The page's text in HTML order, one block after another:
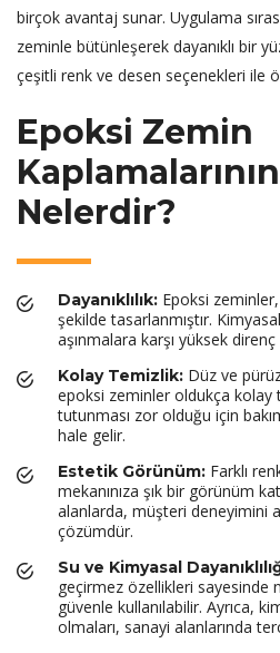
birçok avantaj sunar. Uygulama
zeminle bütünleşerek dayanıklı bir
çeşitli renk ve desen seçenekleri ile
Epoksi Zemin
Nelerdir?
Dayanıklılık: Epoksi
şekilde tasarlanmıştır.
aşınmalara karşı yüksek
Kolay Temizlik: Düz ve
epoksi zeminler oldukça kolay
tutunması zor olduğu için
hale gelir.
Estetik Görünüm: Farklı
mekanınıza şık bir görünüm
alanlarda, müşteri deneyimini
çözümdür.
Su ve Kimyasal
geçirmez özellikleri sayesinde
güvenle kullanılabilir. Ayrıca,
olmaları, sanayi alanlarında